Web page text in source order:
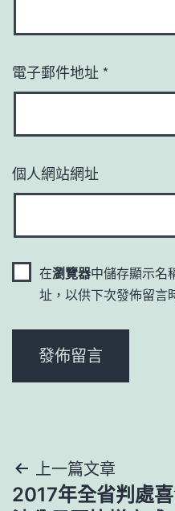
電子郵件地址 *
個人網站網址
在瀏覽器中儲存顯示名
址，以供下次發佈留言
文上一篇文章
2017年全省判處